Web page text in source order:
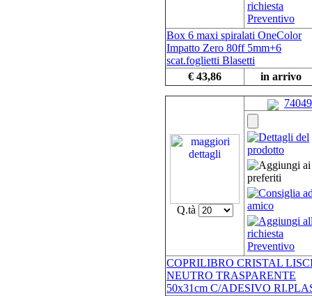
Box 6 maxi spiralati OneColor
Impatto Zero 80ff 5mm+6
scat.foglietti Blasetti
€ 43,86
in arrivo
Q.tà
74049
COPRILIBRO CRISTAL
NEUTRO TRASPARENTE
50x31cm C/ADESIVO